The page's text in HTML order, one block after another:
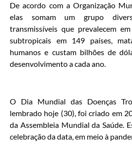
De acordo com a Organização
elas somam um grupo
transmissíveis que prevalecem
subtropicais em 149 países,
humanos e custam bilhões de
desenvolvimento a cada ano.
O Dia Mundial das Doenças
lembrado hoje (30), foi criado em
da Assembleia Mundial da Saúde.
celebração da data, em meio à